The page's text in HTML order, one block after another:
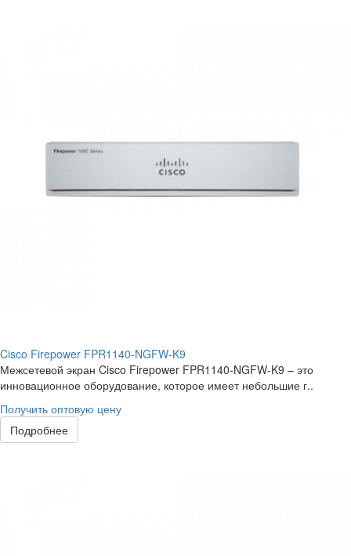
Cisco Firepower FPR1140-NGFW-K9
Межсетевой экран Cisco Firepower FPR1140-NGFW-K9 – это
инновационное оборудование, которое имеет небольшие г..
Получить оптовую цену
Подробнее